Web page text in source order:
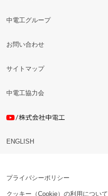
中電工グループ
お問い合わせ
サイトマップ
中電工協力会
ENGLISH
プライバシーポリシー
クッキー（Cookie）の利用について